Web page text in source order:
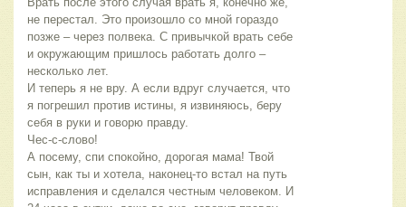
не перестал. Это произошло со мной гораздо
позже – через полвека. С привычкой врать себе
и окружающим пришлось работать долго –
несколько лет.
И теперь я не вру. А если вдруг случается, что
я погрешил против истины, я извиняюсь, беру
себя в руки и говорю правду.
Чес-с-слово!
А посему, спи спокойно, дорогая мама! Твой
сын, как ты и хотела, наконец-то встал на путь
исправления и сделался честным человеком. И